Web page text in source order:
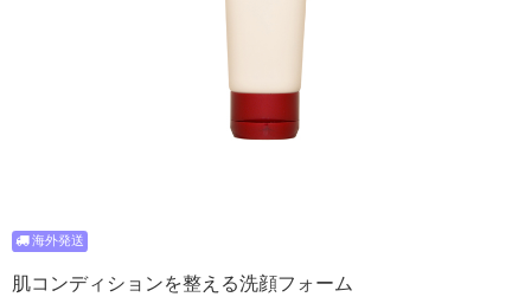
肌コンディションを整える洗顔フォーム